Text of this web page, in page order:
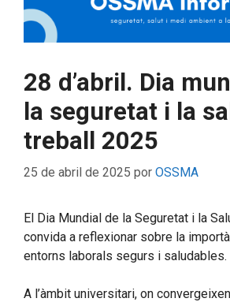
28 d’abril. Dia
la seguretat i la
treball 2025
25 de abril de 2025 por OSSMA
El Dia Mundial de la Seguretat i la
convida a reflexionar sobre la
entorns laborals segurs i saludables.
A l’àmbit universitari, on